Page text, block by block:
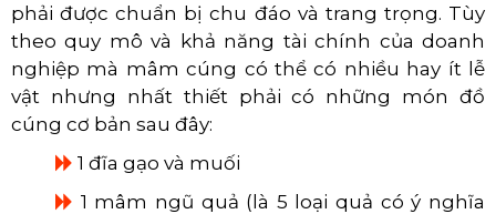
phải được chuẩn bị chu đáo và trang trọng. Tùy
theo quy mô và khả năng tài chính của doanh
nghiệp mà mâm cúng có thể có nhiều hay ít lễ
vật nhưng nhất thiết phải có những món đồ
cúng cơ bản sau đây:
1 đĩa gạo và muối
1 mâm ngũ quả (là 5 loại quả có ý nghĩa